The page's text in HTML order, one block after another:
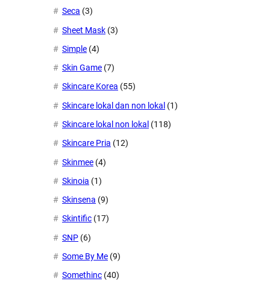
Seca (3)
Sheet Mask (3)
Simple (4)
Skin Game (7)
Skincare Korea (55)
Skincare lokal dan non lokal (1)
Skincare lokal non lokal (118)
Skincare Pria (12)
Skinmee (4)
Skinoia (1)
Skinsena (9)
Skintific (17)
SNP (6)
Some By Me (9)
Somethinc (40)